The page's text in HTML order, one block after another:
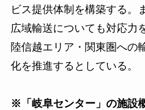
ビス提供体制を構築する。
広域輸送についても対応力
陸信越エリア・関東圏への
化を推進するとしている。
※「岐阜センター」の施設